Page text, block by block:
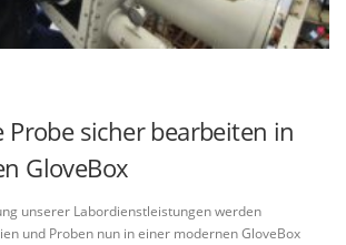
Probe sicher bearbeiten in
GloveBox
unserer Labordienstleistungen werden
und Proben nun in einer modernen GloveBox